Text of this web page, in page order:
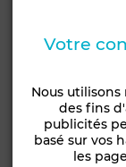
Votre
Nous
des fins
publicités
basé sur vos
les